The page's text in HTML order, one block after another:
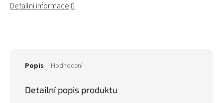
Detailní informace
Popis Hodnocení
Detailní popis produktu